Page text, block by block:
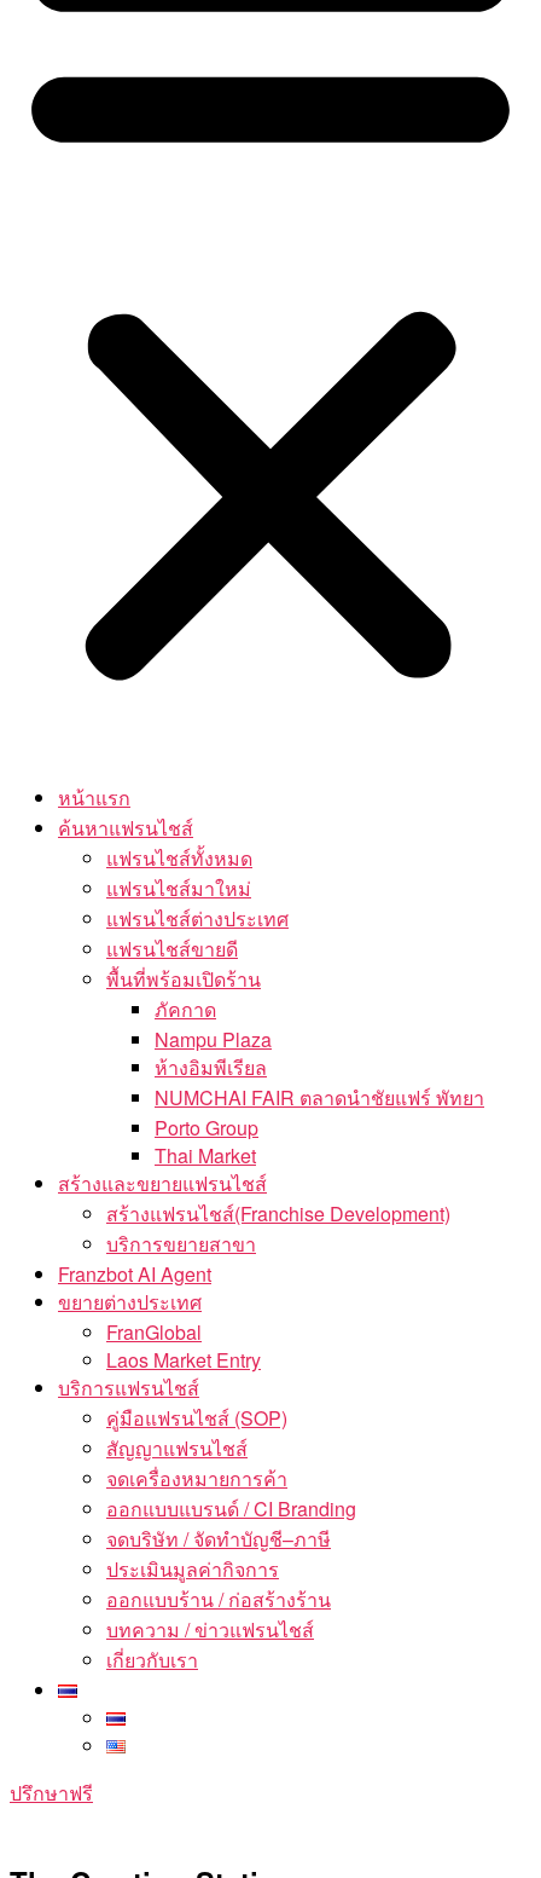
หน้าแรก
ค้นหาแฟรนไชส์
แฟรนไชส์ทั้งหมด
แฟรนไชส์มาใหม่
แฟรนไชส์ต่างประเทศ
แฟรนไชส์ขายดี
พื้นที่พร้อมเปิดร้าน
ภัคกาด
Nampu Plaza
ห้างอิมพีเรียล
NUMCHAI FAIR ตลาดนำชัยแฟร์ พัทยา
Porto Group
Thai Market
สร้างและขยายแฟรนไชส์
สร้างแฟรนไชส์(Franchise Development)
บริการขยายสาขา
Franzbot AI Agent
ขยายต่างประเทศ
FranGlobal
Laos Market Entry
บริการแฟรนไชส์
คู่มือแฟรนไชส์ (SOP)
สัญญาแฟรนไชส์
จดเครื่องหมายการค้า
ออกแบบแบรนด์ / CI Branding
จดบริษัท / จัดทำบัญชี–ภาษี
ประเมินมูลค่ากิจการ
ออกแบบร้าน / ก่อสร้างร้าน
บทความ / ข่าวแฟรนไชส์
เกี่ยวกับเรา
ปรึกษาฟรี